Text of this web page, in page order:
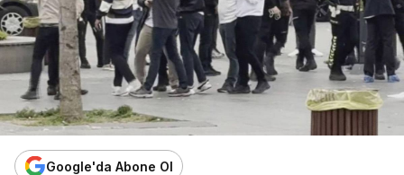
Google'da Abone Ol